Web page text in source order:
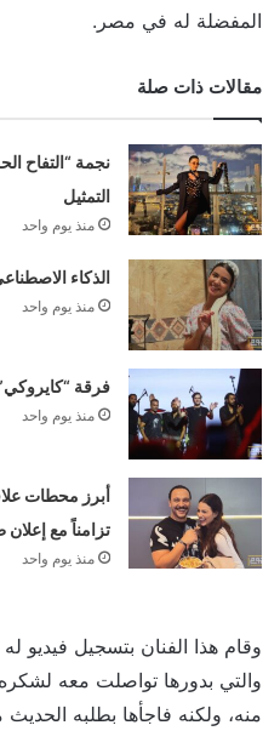
المفضلة له في مصر.
مقالات ذات صلة
نجمة “التفاح
التمثيل
منذ يوم واحد
الذكاء
منذ يوم واحد
فرقة “كايروكي”
منذ يوم واحد
أبرز محطات
تزامناً مع إعلان
منذ يوم واحد
وقام هذا الفنان بتسجيل فيديو
والتي بدورها تواصلت معه
منه، ولكنه فاجأها بطلبه الحديث